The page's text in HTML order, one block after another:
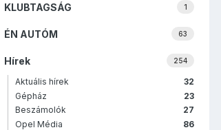
1
KLUBTAGSÁG
63
ÉN AUTÓM
254
Hírek
32
Aktuális hírek
23
Gépház
27
Beszámolók
86
Opel Média